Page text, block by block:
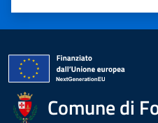
Valuta 5
Valuta 4 stelle
Valuta 3 stelle su 5
Valuta 2 stelle su 5
Valuta 1 stelle su 5
Comune di